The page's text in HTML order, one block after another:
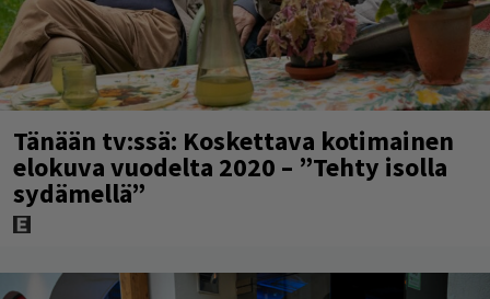
Tänään tv:ssä: Koskettava kotimainen
elokuva vuodelta 2020 – ”Tehty isolla
sydämellä”